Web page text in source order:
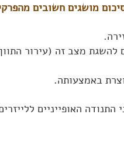
מושגים חשובים
להשגת מצב זה (עירור
באמצעותה.
האופייניים